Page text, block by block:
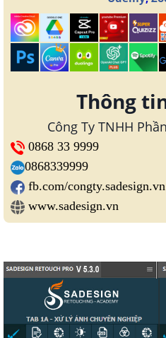
Thông
Công Ty TNHH
0868 33 9999
0868339999
fb.com/congty.sadesign.vn
www.sadesign.vn